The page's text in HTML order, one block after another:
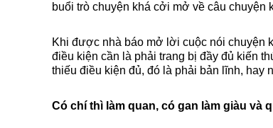
buổi trò chuyện khá cởi mở về câu
Khi được nhà báo mở lời cuộc nói chuyện
điều kiện cần là phải trang bị đầy đủ kiến
thiếu điều kiện đủ, đó là phải bản lĩnh, hay
Có chí thì làm quan, có gan làm giàu và